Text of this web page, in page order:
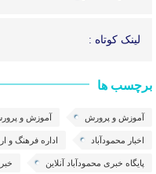
لینک کوتاه :
برچسب ها
آموزش و پرورش آموزش و
اخبار محمودآباد اداره فرهنگ و
پایگاه خبری محمودآباد آنلاین خبر